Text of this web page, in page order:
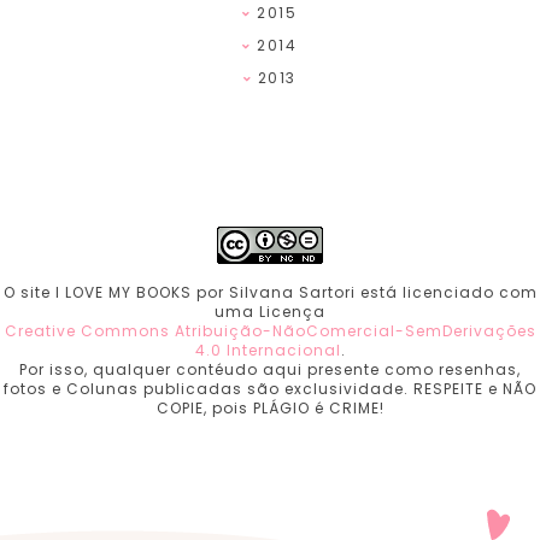
2015
2014
2013
O site I LOVE MY BOOKS por Silvana Sartori está licenciado com
uma Licença
Creative Commons Atribuição-NãoComercial-SemDerivações
4.0 Internacional.
Por isso, qualquer contéudo aqui presente como resenhas,
fotos e Colunas publicadas são exclusividade. RESPEITE e NÃO
COPIE, pois PLÁGIO é CRIME!